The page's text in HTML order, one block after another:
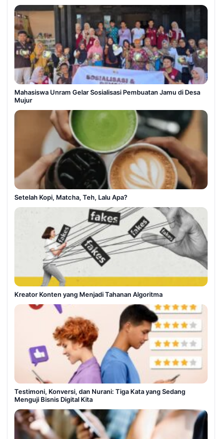
Mahasiswa Unram Gelar Sosialisasi Pembuatan Jamu di Desa
Mujur
Setelah Kopi, Matcha, Teh, Lalu Apa?
Kreator Konten yang Menjadi Tahanan Algoritma
Testimoni, Konversi, dan Nurani: Tiga Kata yang Sedang
Menguji Bisnis Digital Kita